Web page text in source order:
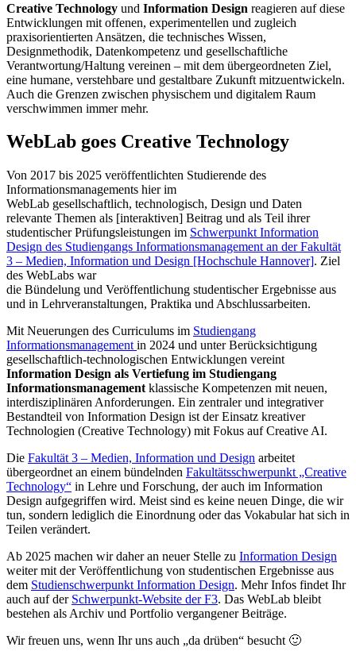
Creative Technology und Information Design reagieren auf diese
Entwicklungen mit offenen, experimentellen und zugleich
praxisorientierten Ansätzen, die technisches Wissen,
Designmethodik, Datenkompetenz und gesellschaftliche
Verantwortung/Haltung vereinen – mit dem übergeordneten Ziel,
eine humane, verstehbare und gestaltbare Zukunft mitzuentwickeln.
Auch die Grenzen zwischen physischem und digitalem Raum
verschwimmen immer mehr.
WebLab goes Creative Technology
Von 2017 bis 2025 veröffentlichten Studierende des
Informationsmanagements hier im
WebLab gesellschaftlich, technologisch, Design und Daten
relevante Themen als [interaktiven] Beitrag und als Teil ihrer
studentischer Prüfungsleistungen im Schwerpunkt Information
Design des Studiengangs Informationsmanagement an der Fakultät
3 – Medien, Information und Design [Hochschule Hannover]. Ziel
des WebLabs war
die Bündelung und Veröffentlichung studentischer Ergebnisse aus
und in Lehrveranstaltungen, Praktika und Abschlussarbeiten.
Mit Neuerungen des Curriculums im Studiengang
Informationsmanagement in 2024 und unter Berücksichtigung
gesellschaftlich-technologischen Entwicklungen vereint
Information Design als Vertiefung im Studiengang
Informationsmanagement klassische Kompetenzen mit neuen,
interdisziplinären Anforderungen. Ein zentraler und integrativer
Bestandteil von Information Design ist der Einsatz kreativer
Technologien (Creative Technology) mit Fokus auf Creative AI.
Die Fakultät 3 – Medien, Information und Design arbeitet
übergeordnet an einem bündelnden Fakultätsschwerpunkt „Creative
Technology“ in Lehre und Forschung, der auch im Information
Design aufgegriffen wird. Meist sind es keine neuen Dinge, die wir
tun, sondern lediglich die Einordnung oder das Vokabular hat sich in
Teilen verändert.
Ab 2025 machen wir daher an neuer Stelle zu Information Design
weiter mit der Veröffentlichung von studentischen Ergebnisse aus
dem Studienschwerpunkt Information Design. Mehr Infos findet Ihr
auch auf der Schwerpunkt-Website der F3. Das WebLab bleibt
bestehen als Archiv und Portfolio vergangener Beiträge.
Wir freuen uns, wenn Ihr uns auch „da drüben“ besucht 🙂